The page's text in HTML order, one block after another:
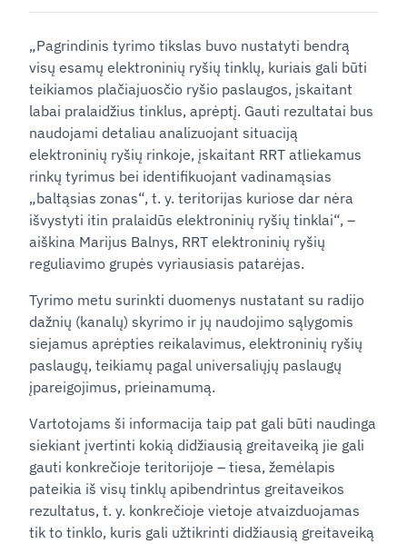
„Pagrindinis tyrimo tikslas buvo nustatyti bendrą
visų esamų elektroninių ryšių tinklų, kuriais gali būti
teikiamos plačiajuosčio ryšio paslaugos, įskaitant
labai pralaidžius tinklus, aprėptį. Gauti rezultatai bus
naudojami detaliau analizuojant situaciją
elektroninių ryšių rinkoje, įskaitant RRT atliekamus
rinkų tyrimus bei identifikuojant vadinamąsias
„baltąsias zonas“, t. y. teritorijas kuriose dar nėra
išvystyti itin pralaidūs elektroninių ryšių tinklai“, –
aiškina Marijus Balnys, RRT elektroninių ryšių
reguliavimo grupės vyriausiasis patarėjas.
Tyrimo metu surinkti duomenys nustatant su radijo
dažnių (kanalų) skyrimo ir jų naudojimo sąlygomis
siejamus aprėpties reikalavimus, elektroninių ryšių
paslaugų, teikiamų pagal universaliųjų paslaugų
įpareigojimus, prieinamumą.
Vartotojams ši informacija taip pat gali būti naudinga
siekiant įvertinti kokią didžiausią greitaveiką jie gali
gauti konkrečioje teritorijoje – tiesa, žemėlapis
pateikia iš visų tinklų apibendrintus greitaveikos
rezultatus, t. y. konkrečioje vietoje atvaizduojamas
tik to tinklo, kuris gali užtikrinti didžiausią greitaveiką